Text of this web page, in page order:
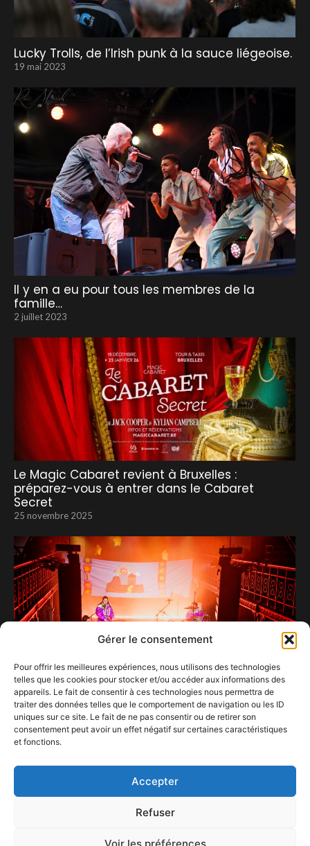
Gérer le consentement
Pour offrir les meilleures expériences, nous utilisons des technologies
telles que les cookies pour stocker et/ou accéder aux informations des
appareils. Le fait de consentir à ces technologies nous permettra de
traiter des données telles que le comportement de navigation ou les ID
uniques sur ce site. Le fait de ne pas consentir ou de retirer son
consentement peut avoir un effet négatif sur certaines caractéristiques
et fonctions.
Accepter
Refuser
Voir les préférences
Lucky Trolls, de l’Irish punk à la sauce liégeoise.
19 mai 2023
Il y en a eu pour tous les membres de la
famille…
2 juillet 2023
Le Magic Cabaret revient à Bruxelles :
préparez-vous à entrer dans le Cabaret
Secret
25 novembre 2025
Louise Barreau et Coline BLF envoûtent le
16 février 2025